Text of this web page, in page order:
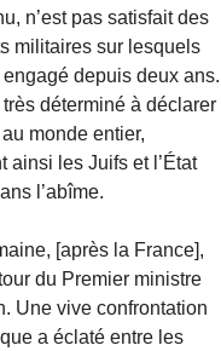
n’est pas satisfait des
militaires sur lesquels
engagé depuis deux ans.
très déterminé à déclarer
monde entier,
ainsi les Juifs et l’État
l’abîme.
[après la France],
du Premier ministre
Une vive confrontation
a éclaté entre les